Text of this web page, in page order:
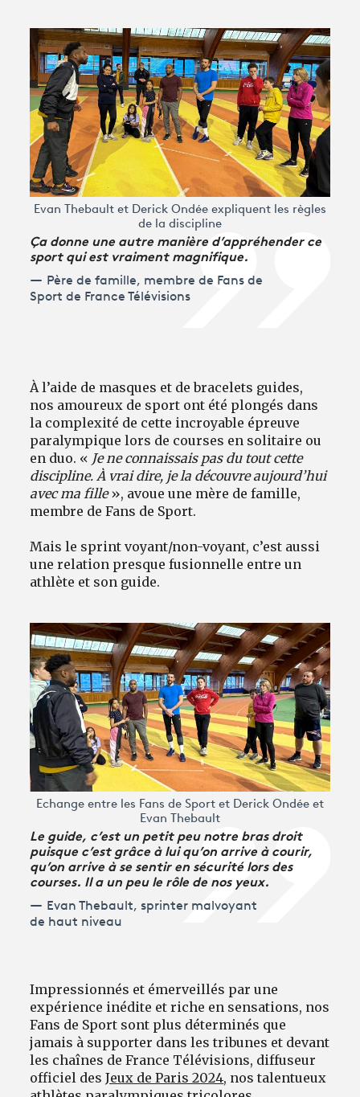
Evan Thebault et Derick Ondée expliquent les règles
de la discipline
Ça donne une autre manière d’appréhender ce
sport qui est vraiment magnifique.
Père de famille, membre de Fans de
Sport de France Télévisions
À l’aide de masques et de bracelets guides,
nos amoureux de sport ont été plongés dans
la complexité de cette incroyable épreuve
paralympique lors de courses en solitaire ou
en duo. « Je ne connaissais pas du tout cette
discipline. À vrai dire, je la découvre aujourd’hui
avec ma fille», avoue une mère de famille,
membre de Fans de Sport.
Mais le sprint voyant/non-voyant, c’est aussi
une relation presque fusionnelle entre un
athlète et son guide.
Echange entre les Fans de Sport et Derick Ondée et
Evan Thebault
Le guide, c’est un petit peu notre bras droit
puisque c’est grâce à lui qu’on arrive à courir,
qu’on arrive à se sentir en sécurité lors des
courses. Il a un peu le rôle de nos yeux.
Evan Thebault, sprinter malvoyant
de haut niveau
Impressionnés et émerveillés par une
expérience inédite et riche en sensations, nos
Fans de Sport sont plus déterminés que
jamais à supporter dans les tribunes et devant
les chaînes de France Télévisions, diffuseur
officiel desJeux de Paris 2024, nos talentueux